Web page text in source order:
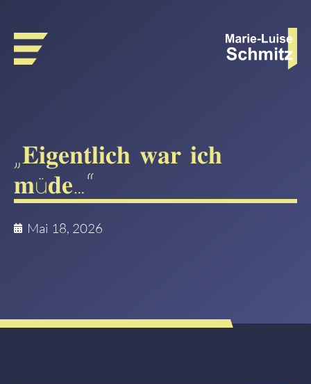
„𝐄𝐢𝐠𝐞𝐧𝐭𝐥𝐢𝐜𝐡 𝐰𝐚𝐫 𝐢𝐜𝐡
𝐦ü𝐝𝐞…“
Mai 18, 2026